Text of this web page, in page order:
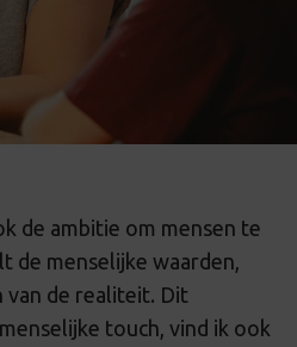
de ambitie om mensen te
de menselijke waarden,
van de realiteit. Dit
touch, vind ik ook